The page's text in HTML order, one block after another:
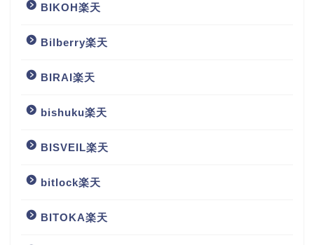
BIKOH楽天
Bilberry楽天
BIRAI楽天
bishuku楽天
BISVEIL楽天
bitlock楽天
BITOKA楽天